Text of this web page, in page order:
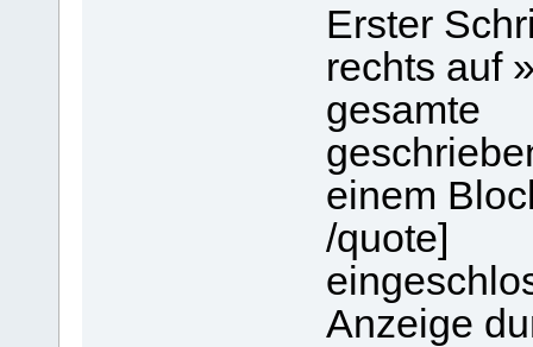
Erster
rechts auf
gesamte
einem
/quote]
Anzeige